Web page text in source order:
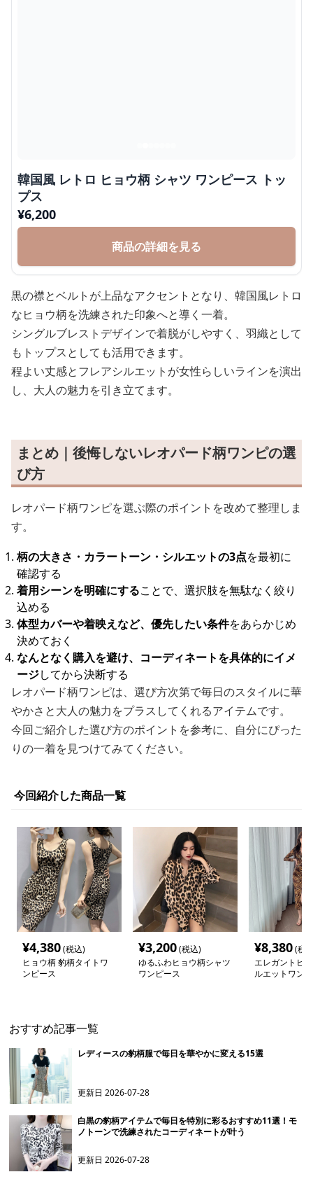
韓国風 レトロ ヒョウ柄 シャツ ワンピース トッ
プス
¥6,200
商品の詳細を見る
黒の襟とベルトが上品なアクセントとなり、韓国風レトロ
なヒョウ柄を洗練された印象へと導く一着。
シングルブレストデザインで着脱がしやすく、羽織として
もトップスとしても活用できます。
程よい丈感とフレアシルエットが女性らしいラインを演出
し、大人の魅力を引き立てます。
まとめ｜後悔しないレオパード柄ワンピの選
び方
レオパード柄ワンピを選ぶ際のポイントを改めて整理しま
す。
柄の大きさ・カラートーン・シルエットの3点を最初に
確認する
着用シーンを明確にすることで、選択肢を無駄なく絞り
込める
体型カバーや着映えなど、優先したい条件をあらかじめ
決めておく
なんとなく購入を避け、コーディネートを具体的にイメ
ージしてから決断する
レオパード柄ワンピは、選び方次第で毎日のスタイルに華
やかさと大人の魅力をプラスしてくれるアイテムです。
今回ご紹介した選び方のポイントを参考に、自分にぴった
りの一着を見つけてみてください。
今回紹介した商品一覧
¥4,380(税込)
ヒョウ柄 豹柄タイトワ
ンピース
¥3,200(税込)
ゆるふわヒョウ柄シャツ
ワンピース
¥8,380(税
エレガントヒ
ルエットワン
おすすめ記事一覧
レディースの豹柄服で毎日を華やかに変える15選
更新日2026-07-28
白黒の豹柄アイテムで毎日を特別に彩るおすすめ11選！モ
ノトーンで洗練されたコーディネートが叶う
更新日2026-07-28